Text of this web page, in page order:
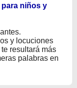
niños y
y locuciones
resultará más
palabras en